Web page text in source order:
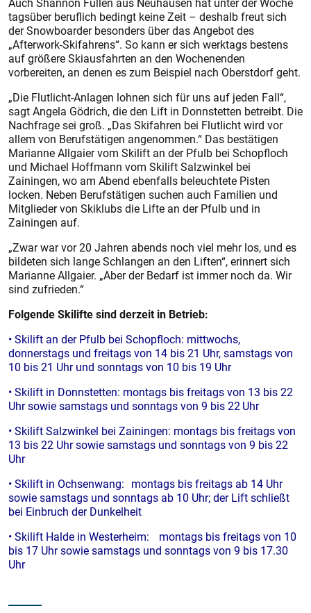
tagsüber beruflich bedingt keine Zeit – deshalb freut sich
der Snowboarder besonders über das Angebot des
„Afterwork-Skifahrens“. So kann er sich werktags bestens
auf größere Skiausfahrten an den Wochenenden
vorbereiten, an denen es zum Beispiel nach Oberstdorf geht.
„Die Flutlicht-Anlagen lohnen sich für uns auf jeden Fall“,
sagt Angela Gödrich, die den Lift in Donn­stetten betreibt. Die
Nachfrage sei groß. „Das Skifahren bei Flutlicht wird vor
allem von Berufstätigen angenommen.“ Das bestätigen
Marianne Allgaier vom Skilift an der Pfulb bei Schopfloch
und Michael Hoffmann vom Skilift Salzwinkel bei
Zainingen, wo am Abend ebenfalls beleuchtete Pisten
locken. Neben Berufstätigen suchen auch Familien und
Mitglieder von Skiklubs die Lifte an der Pfulb und in
Zainingen auf.
„Zwar war vor 20 Jahren abends noch viel mehr los, und es
bildeten sich lange Schlangen an den Liften“, erinnert sich
Marianne Allgaier. „Aber der Bedarf ist immer noch da. Wir
sind zufrieden.“
Folgende Skilifte sind derzeit in Betrieb:
• Skilift an der Pfulb bei Schopfloch: mittwochs,
donnerstags und freitags von 14 bis 21 Uhr, samstags von
10 bis 21 Uhr und sonntags von 10 bis 19 Uhr
• Skilift in Donnstetten: montags bis freitags von 13 bis 22
Uhr sowie samstags und sonntags von 9 bis 22 Uhr
• Skilift Salzwinkel bei Zainingen: montags bis freitags von
13 bis 22 Uhr sowie samstags und sonntags von 9 bis 22
Uhr
• Skilift in Ochsenwang: montags bis freitags ab 14 Uhr
sowie samstags und sonntags ab 10 Uhr; der Lift schließt
bei Einbruch der Dunkelheit
• Skilift Halde in Westerheim: montags bis freitags von 10
bis 17 Uhr sowie samstags und sonntags von 9 bis 17.30
Uhr